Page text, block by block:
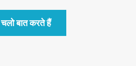
चलो बात करते हैं